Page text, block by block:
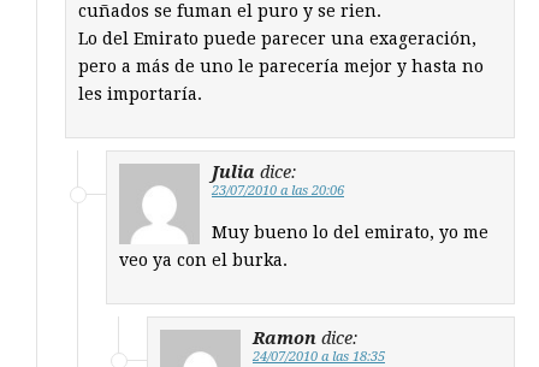
cuñados se fuman el puro y se rien.
Lo del Emirato puede parecer una exageración,
pero a más de uno le parecería mejor y hasta no
les importaría.
Julia dice:
23/07/2010 a las 20:06
Muy bueno lo del emirato, yo me
veo ya con el burka.
Ramon dice:
24/07/2010 a las 18:35